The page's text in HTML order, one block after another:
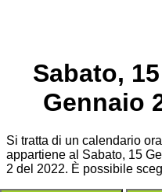
Sabato, 15
Gennaio
Si tratta di un calendario
appartiene al Sabato, 15
2 del 2022. È possibile